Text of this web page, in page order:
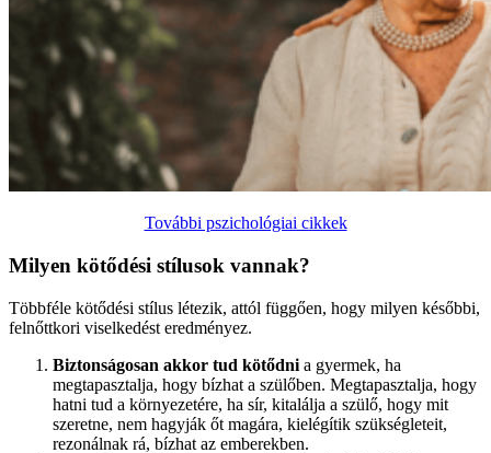
További pszichológiai cikkek
Milyen kötődési stílusok vannak?
Többféle kötődési stílus létezik, attól függően, hogy milyen későbbi,
felnőttkori viselkedést eredményez.
Biztonságosan akkor tud kötődni a gyermek, ha
megtapasztalja, hogy bízhat a szülőben. Megtapasztalja, hogy
hatni tud a környezetére, ha sír, kitalálja a szülő, hogy mit
szeretne, nem hagyják őt magára, kielégítik szükségleteit,
rezonálnak rá, bízhat az emberekben.